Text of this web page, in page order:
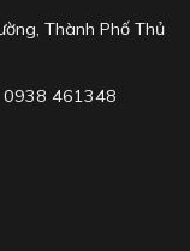
Thành Phố Thủ
461348